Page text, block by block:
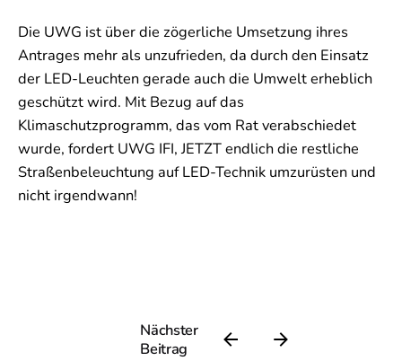
Die UWG ist über die zögerliche Umsetzung ihres
Antrages mehr als unzufrieden, da durch den Einsatz
der LED-Leuchten gerade auch die Umwelt erheblich
geschützt wird. Mit Bezug auf das
Klimaschutzprogramm, das vom Rat verabschiedet
wurde, fordert UWG IFI, JETZT endlich die restliche
Straßenbeleuchtung auf LED-Technik umzurüsten und
nicht irgendwann!
Nächster
Beitrag